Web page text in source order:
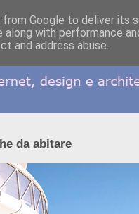
da abitare
Google to deliver its
along with performance
and address abuse.